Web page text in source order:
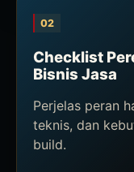
02
Checklist
Bisnis Jasa
Perjelas peran
teknis, dan
build.